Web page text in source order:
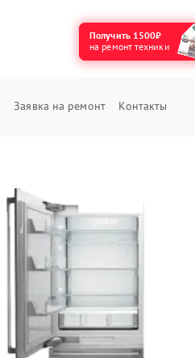
Получить 1500₽
на ремонт техники
Заявка на ремонт Контакты